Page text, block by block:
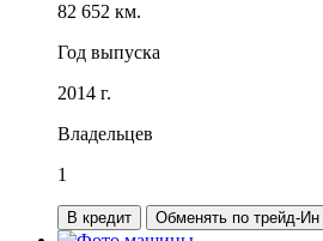
82 652 км.
Год выпуска
2014 г.
Владельцев
1
В кредит Обменять по трейд-Ин